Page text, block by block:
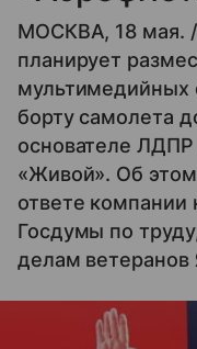
МОСКВА, 18 мая.
планирует
мультимедийных
борту самолета
основателе
«Живой». Об
ответе компании
Госдумы по
делам ветеранов